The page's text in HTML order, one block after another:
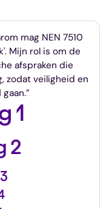
mag NEN 7510
Mijn rol is om de
afspraken die
zodat veiligheid en
1
2